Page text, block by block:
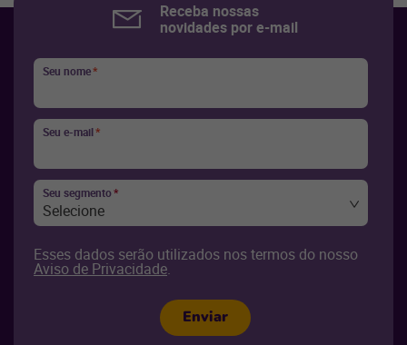
Receba nossas
novidades por e-mail
Seu nome*
Seu e-mail*
Seu segmento*
Selecione
Esses dados serão utilizados nos termos do nosso
Aviso de Privacidade.
Enviar